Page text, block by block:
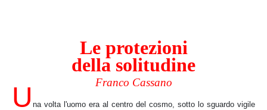
Le protezioni
della solitudine
Franco Cassano
U na volta l'uomo era al centro del cosmo, sotto lo sguardo vigile